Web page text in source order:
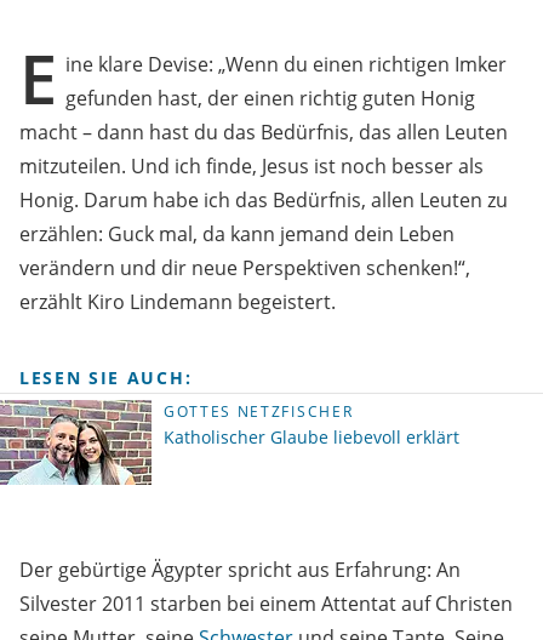
E ine klare Devise: „Wenn du einen richtigen Imker
gefunden hast, der einen richtig guten Honig
macht – dann hast du das Bedürfnis, das allen Leuten
mitzuteilen. Und ich finde, Jesus ist noch besser als
Honig. Darum habe ich das Bedürfnis, allen Leuten zu
erzählen: Guck mal, da kann jemand dein Leben
verändern und dir neue Perspektiven schenken!“,
erzählt Kiro Lindemann begeistert.
LESEN SIE AUCH:
GOTTES NETZFISCHER
Katholischer Glaube liebevoll erklärt
Der gebürtige Ägypter spricht aus Erfahrung: An
Silvester 2011 starben bei einem Attentat auf Christen